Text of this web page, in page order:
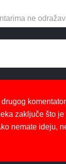
ne
zaključe što
nemate ideju,